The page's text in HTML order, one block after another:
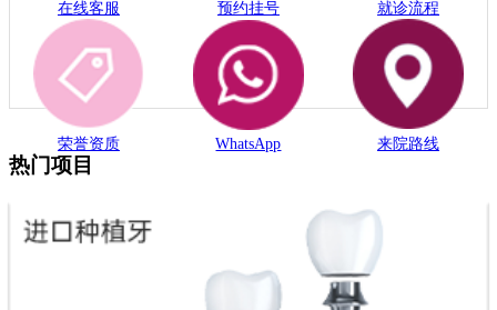
在线客服 预约挂号 就诊流程
荣誉资质 WhatsApp 来院路线
热门项目